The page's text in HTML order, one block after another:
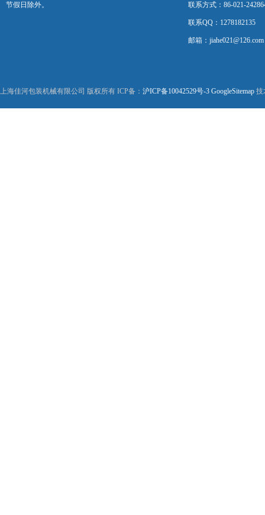
节假日除外。 联系方式：86-021-
联系QQ：1278182135
邮箱：jiahe021@126.com
上海佳河包装机械有限公司 版权所有 ICP备： 沪ICP备10042529号-3 GoogleSitemap 技